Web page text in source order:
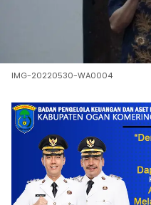
IMG-20220530-WA0004